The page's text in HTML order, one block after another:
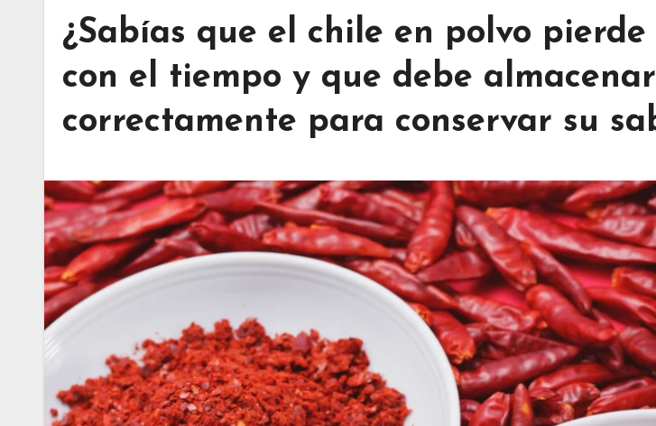
¿Sabías que el chile en polvo
con el tiempo y que debe
correctamente para conservar su